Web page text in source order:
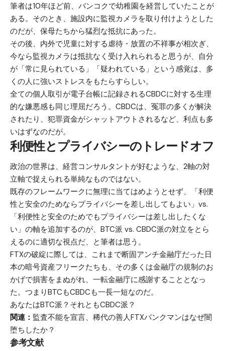
筆者は10年ほど前、バンコクで幼稚園を経営していたことが
ある。そのとき、施設内に監視カメラを取り付けようとした
のだが、保母たちから猛烈な抵抗にあった。
その後、内外で児童に対する虐待・放置の不祥事が相次ぎ、
今なら監視カメラは抵抗なく受け入れられると思うが、自分
が「常に見られている」「疑われている」という感覚は、多
くの人に強いストレスをもたらすらしい。
全ての個人取引が電子台帳に記録されるCBDCに対する生理
的な嫌悪感も同じ理屈だろう。CBDCは、冤罪の多くが解決
されたり、犯罪資金がシャットアウトされるなど、利点も多
いはずなのだが。
利便性とプライバシーのトレードオフ
政治の世界は、経営コンサルタントが好むような、2軸の対
立軸で捉えられる単純なものではない。
既存のフレームワークに無理に当てはめようとせず、「利便
性と安全のためならプライバシーを差し出してもよい」vs.
「利便性と安全のためでもプライバシーは差し出したくな
い」の軸を追加するのが、BTC派 vs. CBDC派の対立をとら
えるのに適切な視点だ、と筆者は思う。
FTXの破綻に際しては、これまで断固アンチ金融庁だった日
本の暗号資産フリークたちも、その多くは金融庁の規制のお
かげで損害をまぬがれ、一転金融庁に感謝することとなっ
た。つまりBTCもCBDCも一長一短なのだ。
あなたはBTC派？それともCBDC派？
関連： 監査不能を宣言、稀代の善人FTXバンクマンはなぜ闇
堕ちしたか？
参考文献